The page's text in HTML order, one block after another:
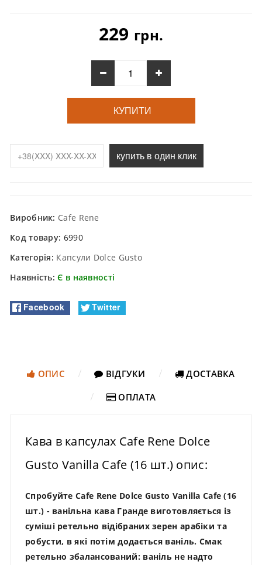
229 грн.
КУПИТИ
купить в один клик
Виробник: Cafe Rene
Код товару: 6990
Категорія: Капсули Dolce Gusto
Наявність:Є в наявності
Facebook Twitter
ОПИС ВІДГУКИ
ДОСТАВКА
ОПЛАТА
Кава в капсулах Cafe Rene Dolce
Gusto Vanilla Cafe (16 шт.) опис:
Спробуйте Cafe Rene Dolce Gusto Vanilla Cafe (16
шт.) - ванільна кава Гранде виготовляється із
суміші ретельно відібраних зерен арабіки та
робусти, в які потім додається ваніль. Смак
ретельно збалансований: ваніль не надто